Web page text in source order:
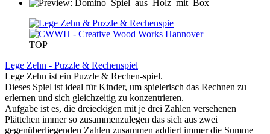
TOP
Lege Zehn - Puzzle & Rechenspiel
Lege Zehn ist ein Puzzle & Rechen-spiel.
Dieses Spiel ist ideal für Kinder, um spielerisch das Rechnen zu
erlernen und sich gleichzeitig zu konzentrieren.
Aufgabe ist es, die dreieckigen mit je drei Zahlen versehenen
Plättchen immer so zusammenzulegen das sich aus zwei
gegenüberliegenden Zahlen zusammen addiert immer die Summe